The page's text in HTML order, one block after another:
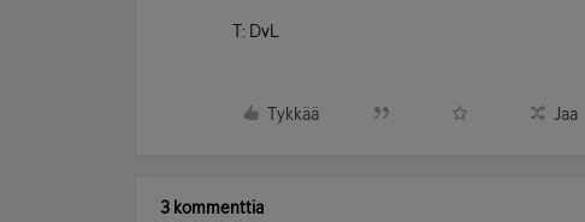
T: DvL
Tykkää Jaa
3 kommenttia